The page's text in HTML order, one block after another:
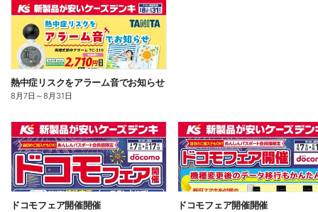
熱中症リスクをアラーム音でお知らせ
8月7日 ～8月31日
ドコモフェア開催開催 ドコモフェア開催開催